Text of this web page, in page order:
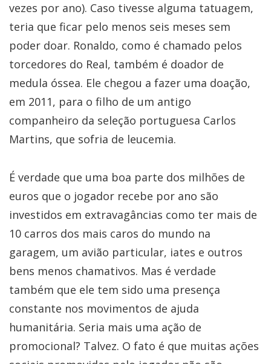
vezes por ano). Caso tivesse alguma tatuagem,
teria que ficar pelo menos seis meses sem
poder doar. Ronaldo, como é chamado pelos
torcedores do Real, também é doador de
medula óssea. Ele chegou a fazer uma doação,
em 2011, para o filho de um antigo
companheiro da seleção portuguesa Carlos
Martins, que sofria de leucemia.
É verdade que uma boa parte dos milhões de
euros que o jogador recebe por ano são
investidos em extravagâncias como ter mais de
10 carros dos mais caros do mundo na
garagem, um avião particular, iates e outros
bens menos chamativos. Mas é verdade
também que ele tem sido uma presença
constante nos movimentos de ajuda
humanitária. Seria mais uma ação de
promocional? Talvez. O fato é que muitas ações